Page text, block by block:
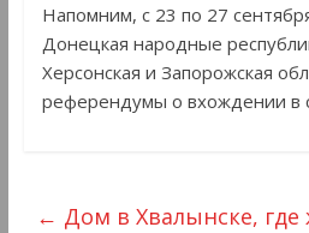
Напомним, с 23 по 27
Донецкая народные
Херсонская и Запорожская
референдумы о вхождении в
← Дом в Хвалынске, где